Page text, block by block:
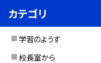
カテゴリ
学習のようす
校長室から